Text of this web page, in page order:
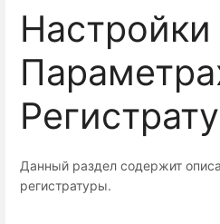
Настройки
Данный раздел содержит
регистратуры.